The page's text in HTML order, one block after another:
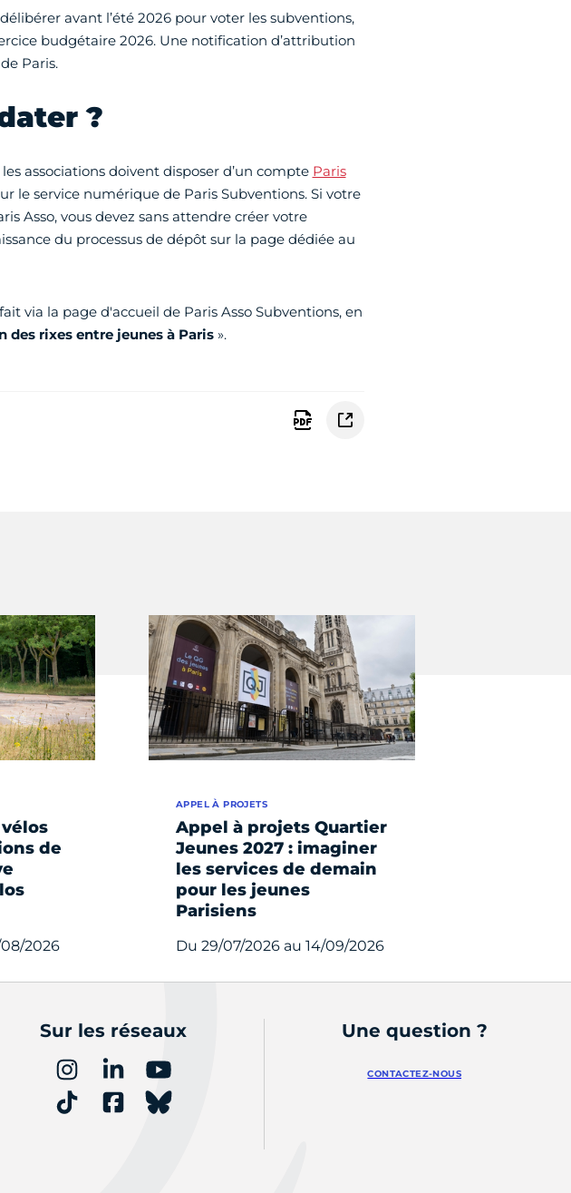
avant l’été 2026 pour voter les subventions,
budgétaire 2026. Une notification d’attribution
Paris.
?
associations doivent disposer d’un compte Paris
le service numérique de Paris Subventions. Si votre
Asso, vous devez sans attendre créer votre
du processus de dépôt sur la page dédiée au
via la page d'accueil de Paris Asso Subventions, en
des rixes entre jeunes à Paris ».
de
08/2026
Appel à projets Quartier
Jeunes 2027 : imaginer
les services de demain
pour les jeunes
Parisiens
APPEL À PROJETS
Du 29/07/2026 au 14/09/2026
Sur les réseaux Une question ?
CONTACTEZ-NOUS